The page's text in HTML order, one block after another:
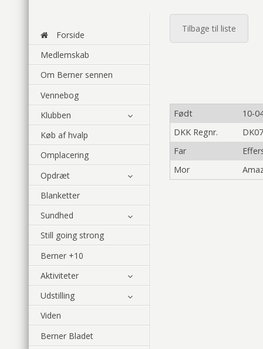
Forside
Medlemskab
Om Berner sennen
Vennebog
Klubben
Køb af hvalp
Omplacering
Opdræt
Blanketter
Sundhed
Still going strong
Berner +10
Aktiviteter
Udstilling
Viden
Berner Bladet
Tilbage til liste
Født
10-
DKK Regnr.
Far
Mor